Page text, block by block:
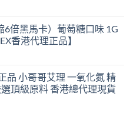
6倍黑馬卡）葡萄糖口味 1G
香港代理正品】
品 小哥哥艾理 一氧化氮 精
頂級原料 香港總代理現貨